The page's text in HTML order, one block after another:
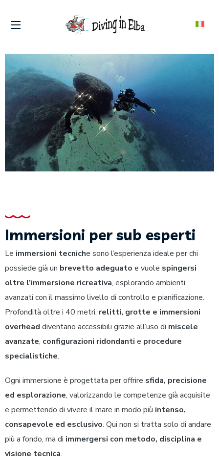
Immersioni per sub esperti
Le immersioni tecniche sono l’esperienza ideale per chi
possiede già un brevetto adeguato e vuole spingersi
oltre l’immersione ricreativa, esplorando ambienti
avanzati con il massimo livello di controllo e pianificazione.
Profondità oltre i 40 metri, relitti, grotte e immersioni
overhead diventano accessibili grazie all’uso di miscele
avanzate, configurazioni ridondanti e procedure
specialistiche.
Ogni immersione è progettata per offrire sfida, precisione
ed esplorazione, valorizzando le competenze già acquisite
e permettendo di vivere il mare in modo più intenso,
consapevole ed esclusivo. Qui non si tratta solo di andare
più a fondo, ma di immergersi con metodo, disciplina e
visione tecnica.